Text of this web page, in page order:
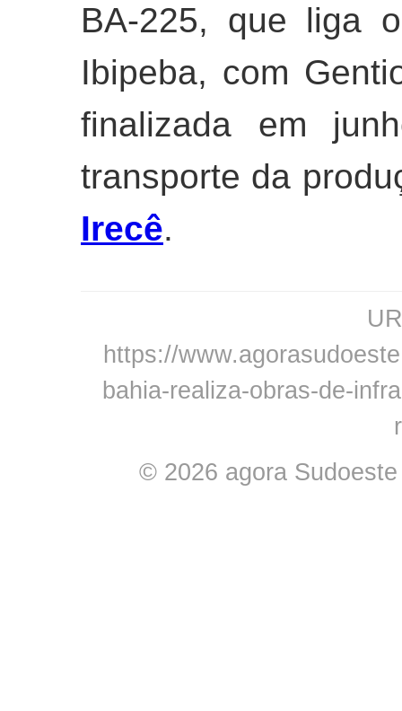
BA-225, que liga
Ibipeba, com
finalizada em
transporte da
Irecê.
https://
bahia-realiza-obras-de-
© 2026 agora